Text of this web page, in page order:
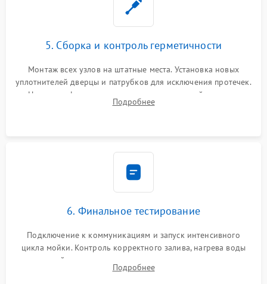
5. Сборка и контроль герметичности
Монтаж всех узлов на штатные места. Установка новых
уплотнителей дверцы и патрубков для исключения протечек.
Надежная фиксация хомутов гидравлической системы,
сборка корпуса и установка датчика поплавка.
Подробнее
6. Финальное тестирование
Подключение к коммуникациям и запуск интенсивного
цикла мойки. Контроль корректного залива, нагрева воды
до нужной температуры, отсутствия посторонних шумов,
штатного слива и абсолютной сухости в поддоне.
Подробнее